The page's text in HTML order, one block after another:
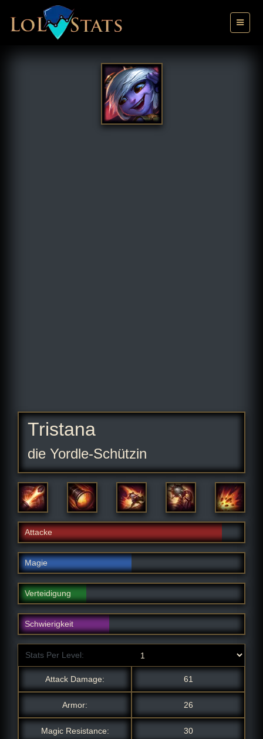
Tristana
die Yordle-Schützin
Attacke
Magie
Verteidigung
Schwierigkeit
Stats Per Level:
Attack Damage: 61
Armor: 26
Magic Resistance: 30